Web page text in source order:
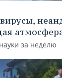
за неделю